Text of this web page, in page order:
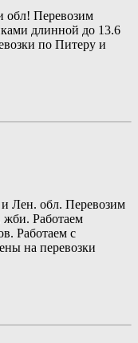
обл! Перевозим
длинной до 13.6
по Питеру и
Лен. обл. Перевозим
жби. Работаем
Работаем с
на перевозки